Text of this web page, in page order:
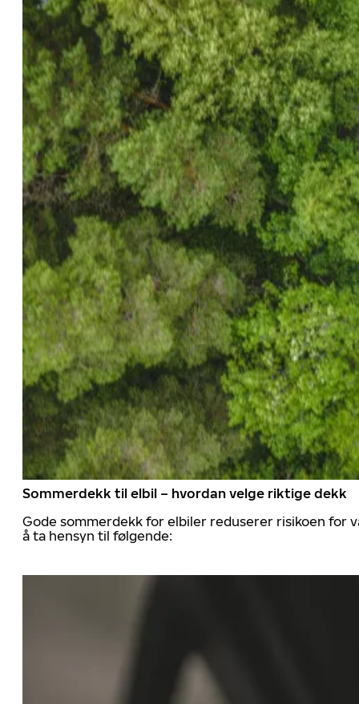
Sommerdekk til elbil – hvordan velge riktige dekk
Gode sommerdekk for elbiler reduserer risikoen for
å ta hensyn til følgende: